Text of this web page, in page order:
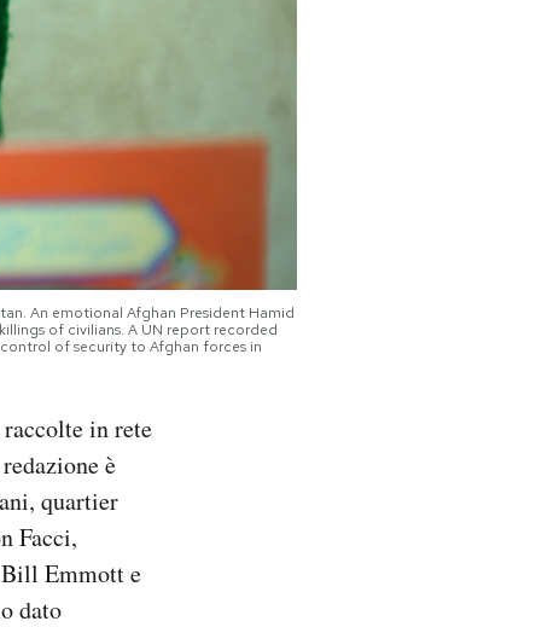
An emotional Afghan President Hamid
of civilians. A UN report recorded
of security to Afghan forces in
in rete
è
quartier
Facci,
Bill Emmott e
dato